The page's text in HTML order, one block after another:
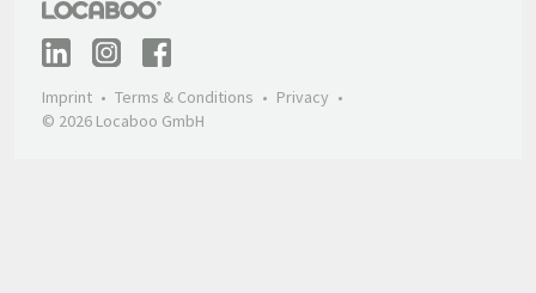
Imprint Terms & Conditions
Privacy
© 2026 Locaboo GmbH